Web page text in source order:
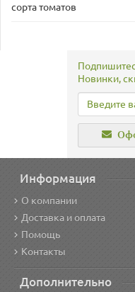
сорта томатов
Новинки,
Информация
О компании
Доставка и оплата
Помощь
Контакты
Дополнительно